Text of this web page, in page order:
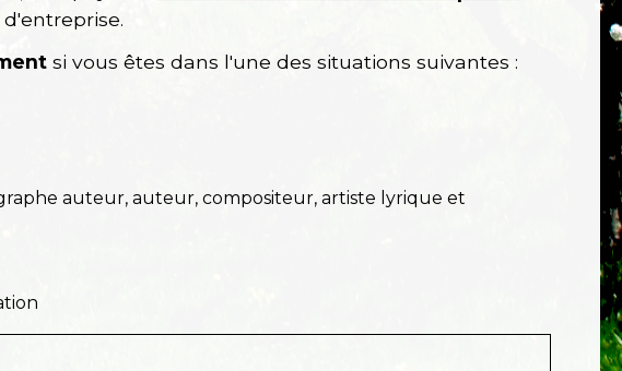
si vous êtes dans l'une des situations suivantes :
auteur, auteur, compositeur, artiste lyrique et